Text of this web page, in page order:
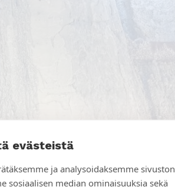
evästeistä
ja analysoidaksemme sivuston
sosiaalisen median ominaisuuksia sekä